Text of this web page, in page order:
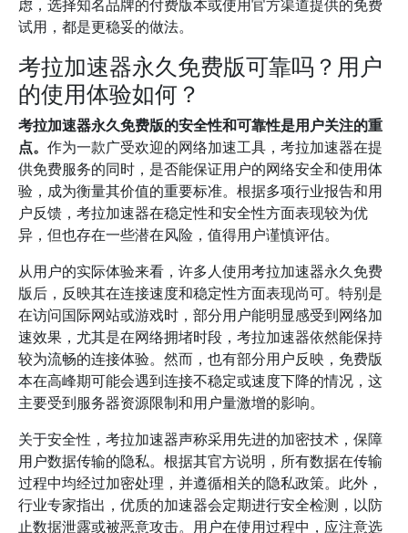
虑，选择知名品牌的付费版本或使用官方渠道提供的免费
试用，都是更稳妥的做法。
考拉加速器永久免费版可靠吗？用户
的使用体验如何？
考拉加速器永久免费版的安全性和可靠性是用户关注的重
点。 作为一款广受欢迎的网络加速工具，考拉加速器在提
供免费服务的同时，是否能保证用户的网络安全和使用体
验，成为衡量其价值的重要标准。根据多项行业报告和用
户反馈，考拉加速器在稳定性和安全性方面表现较为优
异，但也存在一些潜在风险，值得用户谨慎评估。
从用户的实际体验来看，许多人使用考拉加速器永久免费
版后，反映其在连接速度和稳定性方面表现尚可。特别是
在访问国际网站或游戏时，部分用户能明显感受到网络加
速效果，尤其是在网络拥堵时段，考拉加速器依然能保持
较为流畅的连接体验。然而，也有部分用户反映，免费版
本在高峰期可能会遇到连接不稳定或速度下降的情况，这
主要受到服务器资源限制和用户量激增的影响。
关于安全性，考拉加速器声称采用先进的加密技术，保障
用户数据传输的隐私。根据其官方说明，所有数据在传输
过程中均经过加密处理，并遵循相关的隐私政策。此外，
行业专家指出，优质的加速器会定期进行安全检测，以防
止数据泄露或被恶意攻击。用户在使用过程中，应注意选